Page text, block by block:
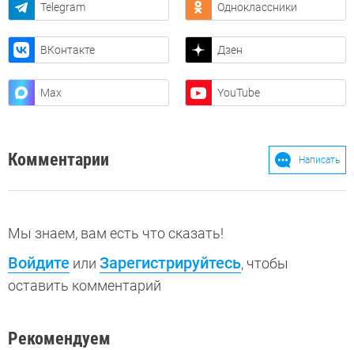
Telegram Одноклассники
ВКонтакте Дзен
Max YouTube
Комментарии Написать
Мы знаем, вам есть что сказать!
Войдите или Зарегистрируйтесь, чтобы
оставить комментарий
Рекомендуем